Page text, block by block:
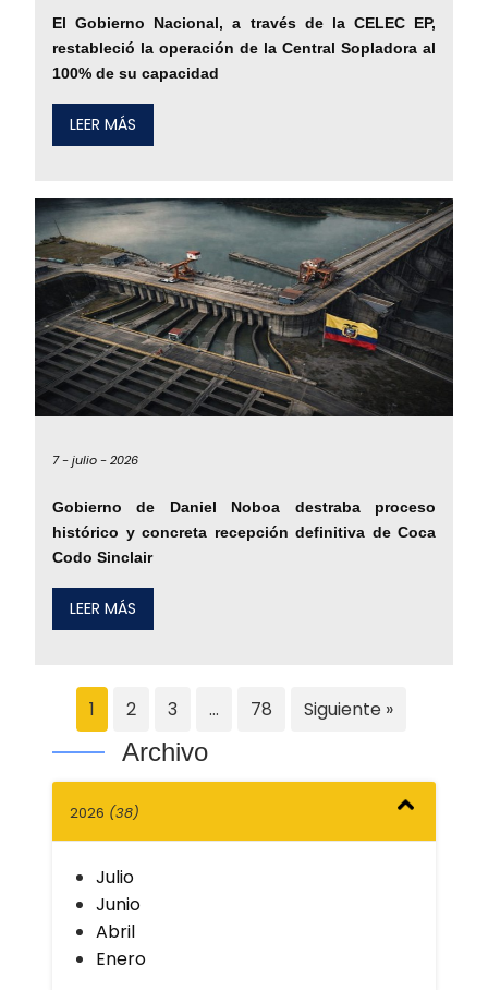
El Gobierno Nacional, a través de la CELEC EP,
restableció la operación de la Central Sopladora al
100% de su capacidad
LEER MÁS
7 -julio -2026
Gobierno de Daniel Noboa destraba proceso
histórico y concreta recepción definitiva de Coca
Codo Sinclair
LEER MÁS
1 2 3 … 78 Siguiente »
Archivo
2026 (38)
Julio
Junio
Abril
Enero